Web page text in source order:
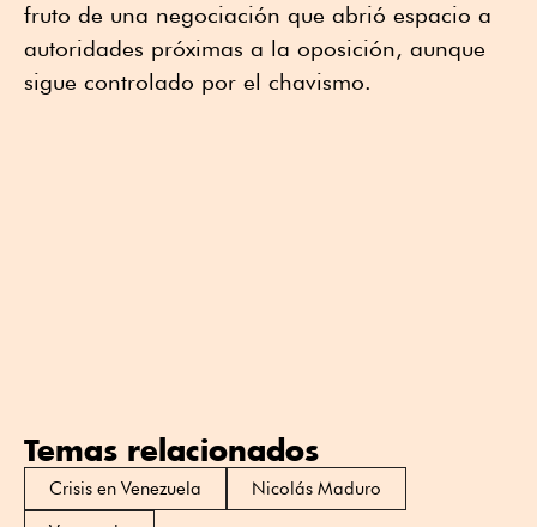
fruto de una negociación que abrió espacio a
autoridades próximas a la oposición, aunque
sigue controlado por el chavismo.
Temas relacionados
Crisis en Venezuela
Nicolás Maduro